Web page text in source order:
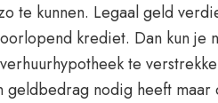
te kunnen. Legaal geld
krediet. Dan kun
te
nodig heeft